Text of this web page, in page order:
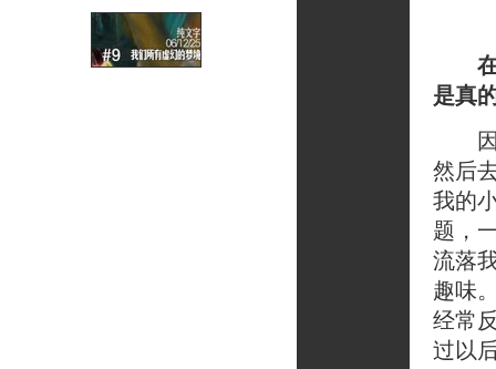
是真
因
然后
我的
题，
流落
趣味
经常
过以